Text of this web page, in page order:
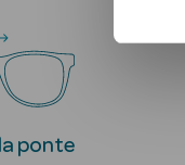
ponte